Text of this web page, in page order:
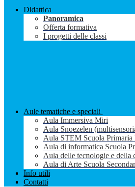
Didattica
Panoramica
Offerta formativa
I progetti delle classi
Aule tematiche e speciali
Aula Immersiva Miri
Aula Snoezelen
Aula STEM Scuola Primaria
Aula di informatica Scuola
Aula delle tecnologie e della
Aula di Arte Scuola
Info utili
Contatti